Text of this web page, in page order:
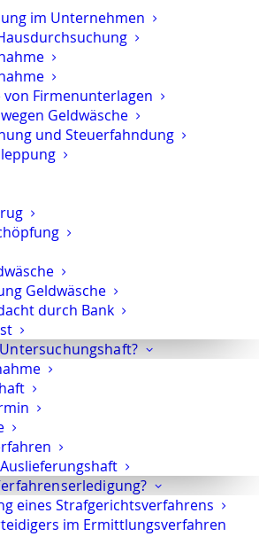
im Unternehmen
von Firmenunterlagen
Geldwäsche
und Steuerfahndung
Geldwäsche
durch Bank
eines Strafgerichtsverfahrens
im Ermittlungsverfahren
Führungskräfte,
Privatpersonen in allen
– vom ersten
bis zur
strafrechtlichen Vorwurf
braucht keine allgemeinen
eine
und verlässliche
. Genau darauf ist meine
allem eines: keine
gegenüber Polizei
– und
Unterstützung
mit Spezialisierung und
Oliver Marson,
Strafrecht. Mein
liegt in derStrafverteidigung